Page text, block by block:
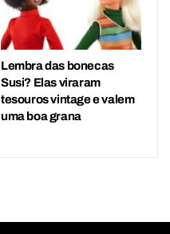
Lembra das bonecas
Susi? Elas viraram
tesouros vintage e valem
uma boa grana